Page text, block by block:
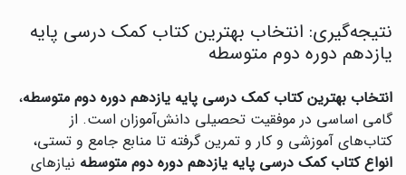
نتیجه‌گیری: انتخاب بهترین کتاب کمک درسی پایه
یازدهم دوره دوم متوسطه
انتخاب بهترین کتاب کمک درسی پایه یازدهم دوره دوم متوسطه،
گامی اساسی در موفقیت تحصیلی دانش‌آموزان است. از
کتاب‌های آموزشی و کار و تمرین گرفته تا منابع جامع و تستی،
انواع کتاب کمک درسی پایه یازدهم دوره دوم متوسطه نیازهای